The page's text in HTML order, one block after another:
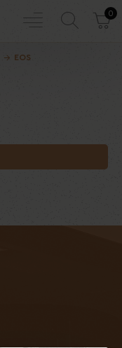
0
EOS